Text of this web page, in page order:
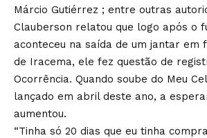
Márcio Gutiérrez ; entre outras
Clauberson relatou que logo após o
aconteceu na saída de um jantar em
de Iracema, ele fez questão de
Ocorrência. Quando soube do Meu
lançado em abril deste ano, a
aumentou.
“Tinha só 20 dias que eu tinha